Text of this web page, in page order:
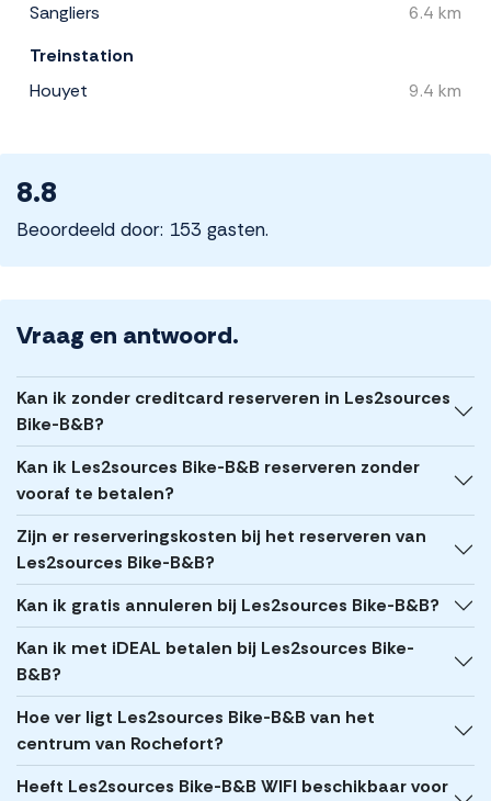
Sangliers
6.4 km
Treinstation
Houyet
9.4 km
8.8
Beoordeeld door: 153 gasten.
Vraag en antwoord.
Kan ik zonder creditcard reserveren in Les2sources
Bike-B&B?
Kan ik Les2sources Bike-B&B reserveren zonder
vooraf te betalen?
Zijn er reserveringskosten bij het reserveren van
Les2sources Bike-B&B?
Kan ik gratis annuleren bij Les2sources Bike-B&B?
Kan ik met iDEAL betalen bij Les2sources Bike-
B&B?
Hoe ver ligt Les2sources Bike-B&B van het
centrum van Rochefort?
Heeft Les2sources Bike-B&B WIFI beschikbaar voor